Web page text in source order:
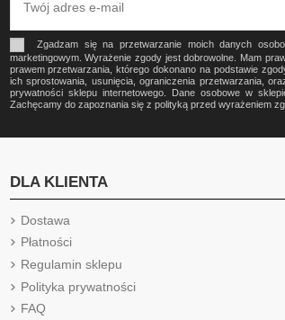
Zgadzam się na przetwarzanie moich danych
marketingowym. Wyrażenie zgody jest dobrowolne. Mam
prawem przetwarzania, którego dokonano na podstawie
ich sprostowania, usunięcia, ograniczenia przetwarzania,
prywatności sklepu internetowego. Dane osobowe w
Zachęcamy do zapoznania się z polityką przed wyrażeniem
DLA KLIENTA
Dostawa
Płatności
Regulamin sklepu
Polityka prywatności
FAQ